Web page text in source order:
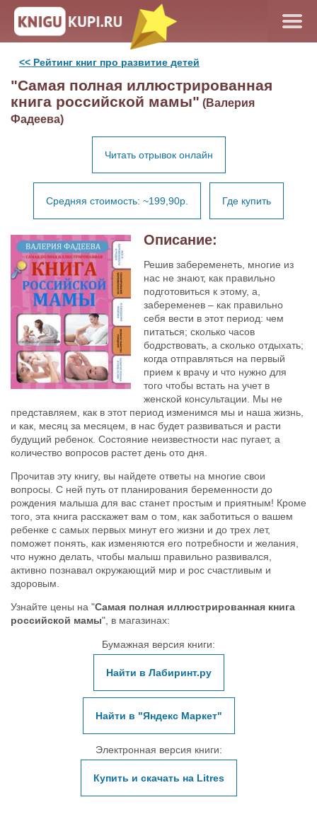
<< Рейтинг книг про развитие детей
"Самая полная иллюстрированная
книга российской мамы" (Валерия
Фадеева)
Читать отрывок онлайн
Средняя стоимость: ~199,90р. Где купить
Описание:
Решив забеременеть, многие из
нас не знают, как правильно
подготовиться к этому, а,
забеременев – как правильно
себя вести в этот период: чем
питаться; сколько часов
бодрствовать, а сколько отдыхать;
когда отправляться на первый
прием к врачу и что нужно для
того чтобы встать на учет в
женской консультации. Мы не
представляем, как в этот период изменимся мы и наша жизнь,
и как, месяц за месяцем, в нас будет развиваться и расти
будущий ребенок. Состояние неизвестности нас пугает, а
количество вопросов растет день ото дня.
Прочитав эту книгу, вы найдете ответы на многие свои
вопросы. С ней путь от планирования беременности до
рождения малыша для вас станет простым и приятным! Кроме
того, эта книга расскажет вам о том, как заботиться о вашем
ребенке с самых первых минут его жизни и до трех лет,
поможет понять, как изменяются его потребности и желания,
что нужно делать, чтобы малыш правильно развивался,
активно познавал окружающий мир и рос счастливым и
здоровым.
Узнайте цены на "Самая полная иллюстрированная книга
российской мамы", в магазинах:
Бумажная версия книги:
Найти в Лабиринт.ру
Найти в "Яндекс Маркет"
Электронная версия книги:
Купить и скачать на Litres